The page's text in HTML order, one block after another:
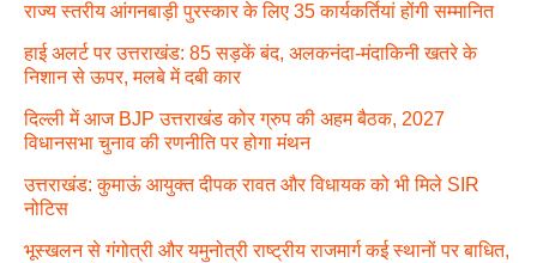
राज्य स्तरीय आंगनबाड़ी पुरस्कार के लिए 35 कार्यकर्तियां होंगी सम्मानित
हाई अलर्ट पर उत्तराखंड: 85 सड़कें बंद, अलकनंदा-मंदाकिनी खतरे के
निशान से ऊपर, मलबे में दबी कार
दिल्ली में आज BJP उत्तराखंड कोर ग्रुप की अहम बैठक, 2027
विधानसभा चुनाव की रणनीति पर होगा मंथन
उत्तराखंड: कुमाऊं आयुक्त दीपक रावत और विधायक को भी मिले SIR
नोटिस
भूस्खलन से गंगोत्री और यमुनोत्री राष्ट्रीय राजमार्ग कई स्थानों पर बाधित,